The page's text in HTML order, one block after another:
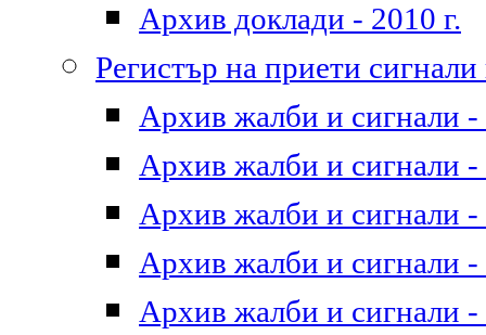
Архив доклади - 2010 г.
Регистър на приети
Архив жалби и сигнали -
Архив жалби и сигнали -
Архив жалби и сигнали -
Архив жалби и сигнали -
Архив жалби и сигнали -